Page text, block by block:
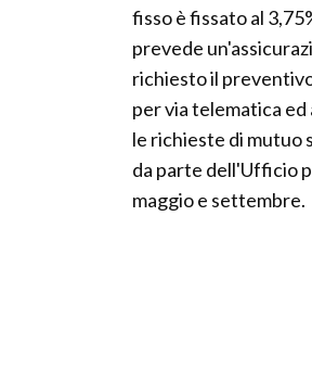
fisso è fissato al
prevede
richiesto il
per via telematica
le richieste di mutuo
da parte dell'Ufficio
maggio e settembre.